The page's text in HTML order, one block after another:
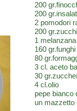
200
200
2 pomodori
200
1 melanzana
160
80
3 cl. aceto
30
4 cl.olio
pepe bianco
un mazzetto